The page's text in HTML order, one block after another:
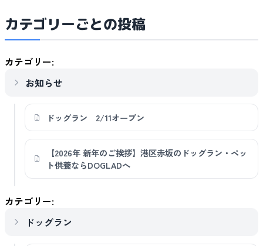
カテゴリーごとの投稿
カテゴリー:
お知らせ
ドッグラン 2/11オープン
【2026年 新年のご挨拶】港区赤坂のドッグラン・ペッ
ト供養ならDOGLADへ
カテゴリー:
ドッグラン